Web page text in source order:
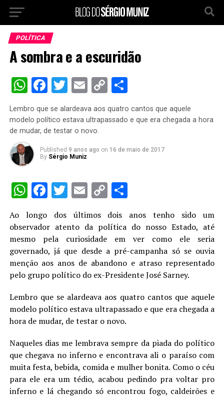
POLÍTICA
A sombra e a escuridão
WhatsApp
Facebook
Twitter
Email
Copy
Link
Share
Lembro que se alardeava aos quatro cantos que aquele
modelo político estava ultrapassado e que era chegada a hora
de mudar, de testar o novo.
Published 9 anos ago on 16 de maio de 2017
By Sérgio Muniz
WhatsApp
Facebook
Twitter
Email
CopyShare
Ao longo dos últimos dois anos tenho sido um
observador atento da política do nosso Estado, até
mesmo pela curiosidade em ver como ele seria
governado, já que desde a pré-campanha só se ouvia
menção aos anos de abandono e atraso representado
pelo grupo político do ex-Presidente José Sarney.
Lembro que se alardeava aos quatro cantos que aquele
modelo político estava ultrapassado e que era chegada a
hora de mudar, de testar o novo.
Naqueles dias me lembrava sempre da piada do político
que chegava no inferno e encontrava ali o paraíso com
muita festa, bebida, comida e mulher bonita. Como o céu
para ele era um tédio, acabou pedindo pra voltar pro
inferno e lá chegando só encontrou fogo, caldeirões e